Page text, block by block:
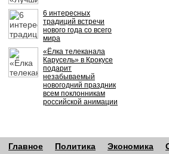
6 интересных
традиций встречи
нового года со всего
мира
«Ёлка телеканала
Карусель» в Крокусе
подарит
незабываемый
новогодний праздник
всем поклонникам
российской анимации
Главное Политика Экономика